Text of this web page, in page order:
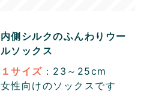
内側シルクのふんわりウー
ルソックス
１サイズ ：23～25cm
女性向けのソックスです